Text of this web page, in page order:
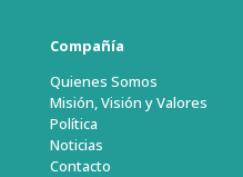
Compañía
Quienes Somos
Misión, Visión y Valores
Política
Noticias
Contacto